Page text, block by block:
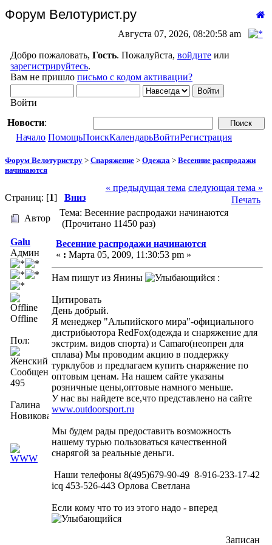
Форум Велотурист.ру
Августа 07, 2026, 08:20:58 am
Добро пожаловать, Гость. Пожалуйста, войдите или
зарегистрируйтесь.
Вам не пришло письмо с кодом активации?
Войти
Новости:
Начало ПомощьПоискКалендарьВойтиРегистрация
Форум Велотурист.ру > Снаряжение > Одежда > Весенние распродажи
начинаются
Страниц: [1] Вниз
« предыдущая тема следующая тема »
Печать
Автор
Тема: Весенние распродажи начинаются
(Прочитано 11450 раз)
Galu
Админ
Offline
Пол:
Сообщений:
495
Галина
Новикова
Весенние распродажи начинаются
« : Марта 05, 2009, 11:30:53 pm »
Нам пишут из Янины :
Цитировать
День добрый.
Я менеджер "Альпийского мира"-официального
дистрибьютора RedFox(одежда и снаряжение для
экстрим. видов спорта) и Camaro(неопрен для
сплава) Мы проводим акцию в поддержку
турклубов и предлагаем купить снаряжение по
оптовым ценам. На нашем сайте указаны
розничные цены,оптовые намного меньше.
У нас вы найдете все,что представлено на сайте
www.outdoorsport.ru
Мы будем рады предоставить возможность
нашему турью пользоваться качественной
снарягой за реальные деньги.
Наши телефоны 8(495)679-90-49 8-916-233-17-42
icq 453-526-443 Орлова Светлана
Если кому что то из этого надо - вперед
Записан